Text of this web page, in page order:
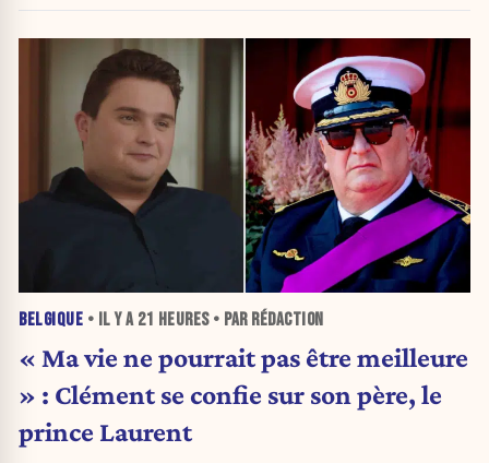
BELGIQUE • IL Y A 21 HEURES• PAR RÉDACTION
« Ma vie ne pourrait pas être meilleure
» : Clément se confie sur son père, le
prince Laurent